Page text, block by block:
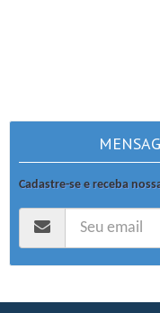
Cadastre-se e receba